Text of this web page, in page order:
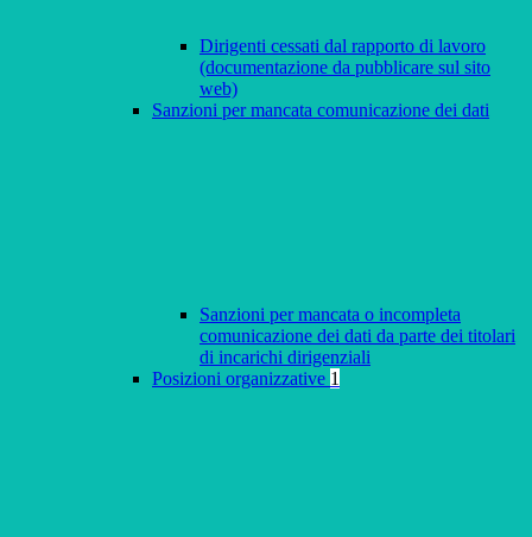
Dirigenti cessati dal rapporto di lavoro
(documentazione da pubblicare sul sito
web)
Sanzioni per mancata comunicazione dei dati
Sanzioni per mancata o incompleta
comunicazione dei dati da parte dei titolari
di incarichi dirigenziali
Posizioni organizzative 1